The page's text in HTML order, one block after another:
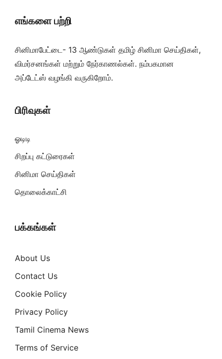
எங்களை பற்றி
சினிமாபேட்டை- 13 ஆண்டுகள் தமிழ் சினிமா செய்திகள்,
விமர்சனங்கள் மற்றும் நேர்காணல்கள். நம்பகமான
அப்டேட்ஸ் வழங்கி வருகிறோம்.
பிரிவுகள்
ஓடிடி
சிறப்பு கட்டுரைகள்
சினிமா செய்திகள்
தொலைக்காட்சி
பக்கங்கள்
About Us
Contact Us
Cookie Policy
Privacy Policy
Tamil Cinema News
Terms of Service